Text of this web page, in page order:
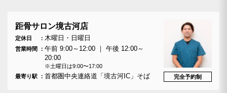
距骨サロン境古河店
定休日 木曜日・日曜日
営業時間
午前 9:00～12:00 ｜ 午後 12:00～
20:00
※土曜日は9:00〜17:00
最寄り駅
首都圏中央連絡道「境古河IC」そば 完全予約制